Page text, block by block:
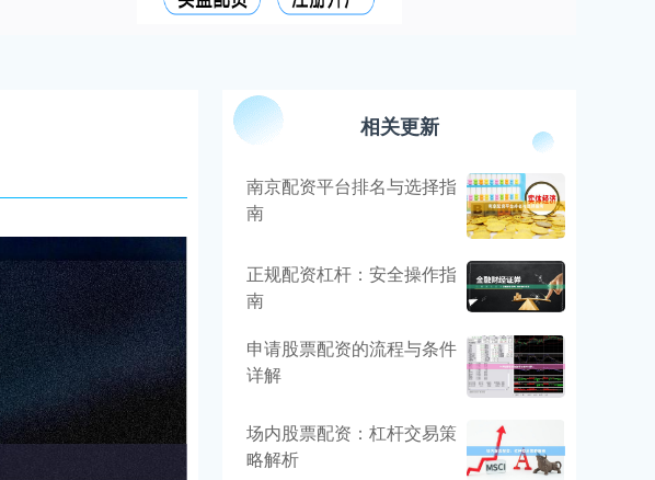
相关更新
南京配资平台排名与选择指
南
正规配资杠杆：安全操作指
南
申请股票配资的流程与条件
详解
场内股票配资：杠杆交易策
略解析